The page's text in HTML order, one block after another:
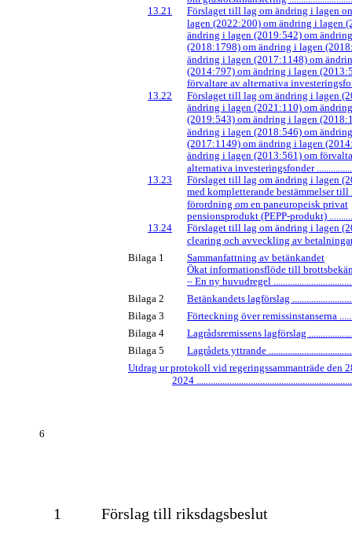
13.21
Förslaget till lag om ändring i lagen
lagen (2022:200) om ändring i lagen
ändring i lagen (2019:542) om
(2018:1798) om ändring i lagen
ändring i lagen (2017:1148) om
(2014:797) om ändring i lagen
förvaltare av alternativa
13.22
Förslaget till lag om ändring i lagen
ändring i lagen (2021:110) om
(2019:543) om ändring i lagen
ändring i lagen (2018:546) om
(2017:1149) om ändring i lagen
ändring i lagen (2013:561) om
alternativa investeringsfonder
13.23
Förslaget till lag om ändring i lagen
med kompletterande bestämmelser till
förordning om en paneuropeisk privat
pensionsprodukt (PEPP-produkt)
13.24
Förslaget till lag om ändring i lagen
clearing och avveckling av betalningar
Bilaga 1
Sammanfattning av betänkandet
Ökat informationsflöde till
– En ny huvudregel
Bilaga 2
Betänkandets lagförslag
Bilaga 3
Förteckning över remissinstanserna
Bilaga 4
Lagrådsremissens lagförslag
Bilaga 5
Lagrådets yttrande
Utdrag ur protokoll vid regeringssammanträde den
2024
6
1 Förslag till riksdagsbeslut